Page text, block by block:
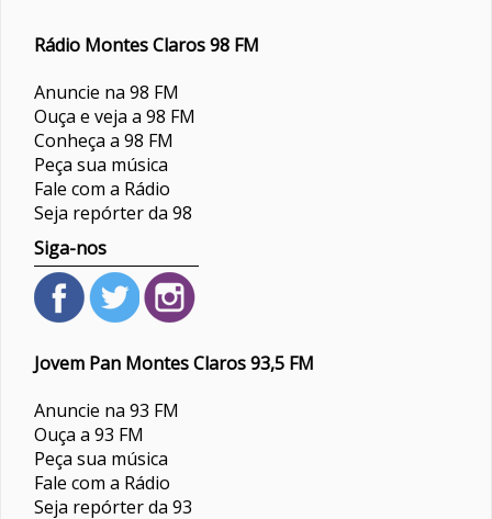
Rádio Montes Claros 98 FM
Anuncie na 98 FM
Ouça e veja a 98 FM
Conheça a 98 FM
Peça sua música
Fale com a Rádio
Seja repórter da 98
Siga-nos
Jovem Pan Montes Claros 93,5 FM
Anuncie na 93 FM
Ouça a 93 FM
Peça sua música
Fale com a Rádio
Seja repórter da 93